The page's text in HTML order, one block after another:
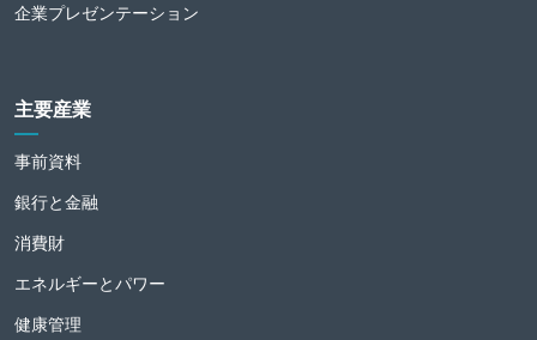
企業プレゼンテーション
主要産業
事前資料
銀行と金融
消費財
エネルギーとパワー
健康管理